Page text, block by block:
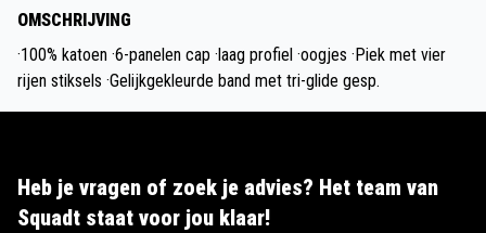
OMSCHRIJVING
·100% katoen ·6-panelen cap ·laag profiel ·oogjes ·Piek met vier
rijen stiksels ·Gelijkgekleurde band met tri-glide gesp.
Heb je vragen of zoek je advies? Het team van
Squadt staat voor jou klaar!